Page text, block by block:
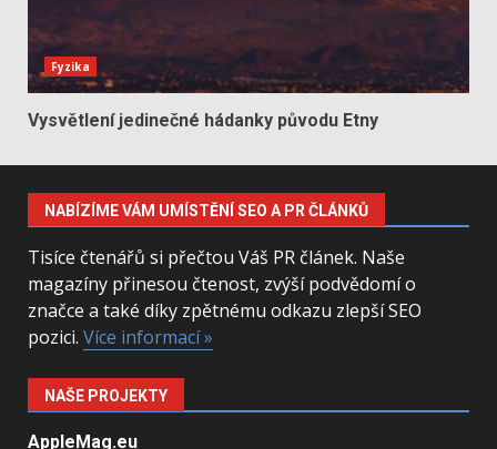
Fyzika
Vysvětlení jedinečné hádanky původu Etny
NABÍZÍME VÁM UMÍSTĚNÍ SEO A PR ČLÁNKŮ
Tisíce čtenářů si přečtou Váš PR článek. Naše
magazíny přinesou čtenost, zvýší podvědomí o
značce a také díky zpětnému odkazu zlepší SEO
pozici. Více informací »
NAŠE PROJEKTY
AppleMag.eu